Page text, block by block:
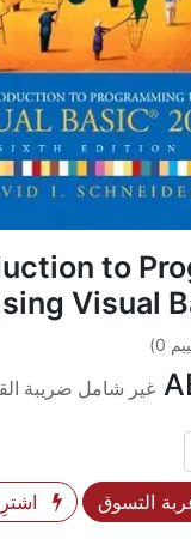
to
Visual
0)
غير شامل ضريبة
التسوق